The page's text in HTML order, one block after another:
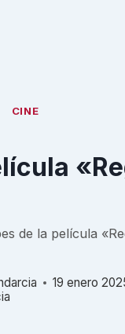
CINE
de la película
19 enero